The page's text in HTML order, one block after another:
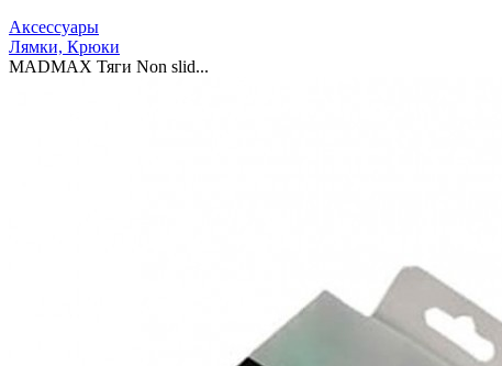
Аксессуары
Лямки, Крюки
MADMAX Тяги Non slid...